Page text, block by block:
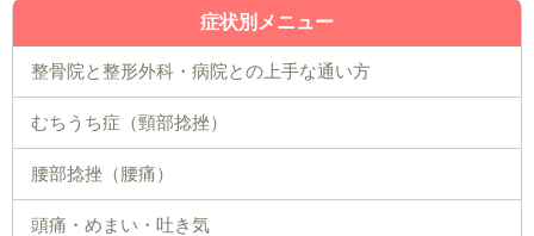
症状別メニュー
整骨院と整形外科・病院との上手な通い方
むちうち症（頸部捻挫）
腰部捻挫（腰痛）
頭痛・めまい・吐き気